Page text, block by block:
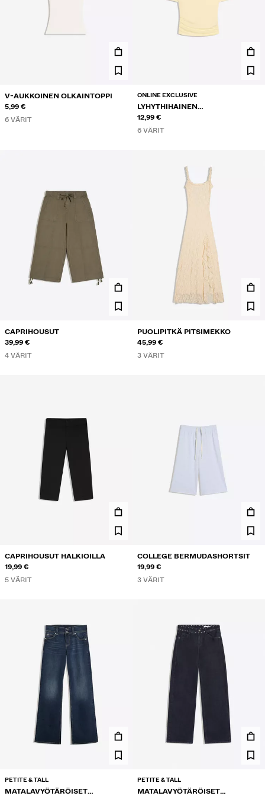
V-AUKKOINEN OLKAINTOPPI
5,99 €
6 VÄRIT
ONLINE EXCLUSIVE
LYHYTHIHAINEN
EPÄSYMMETRINEN T-PAITA
12,99 €
6 VÄRIT
CAPRIHOUSUT
39,99 €
4 VÄRIT
PUOLIPITKÄ PITSIMEKKO
45,99 €
3 VÄRIT
CAPRIHOUSUT HALKIOILLA
19,99 €
5 VÄRIT
COLLEGE BERMUDASHORTSIT
19,99 €
3 VÄRIT
PETITE & TALL
MATALAVYÖTÄRÖISET
PETITE & TALL
MATALAVYÖTÄRÖISET